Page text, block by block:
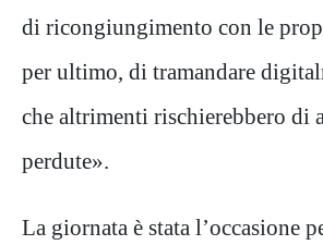
di ricongiungimento con le
per ultimo, di tramandare
che altrimenti rischierebbero di
perdute».
La giornata è stata l’occasione